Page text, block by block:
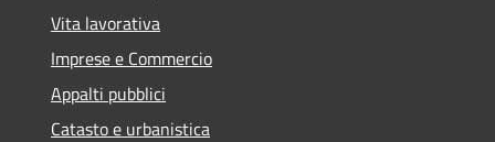
Vita lavorativa
Imprese e Commercio
Appalti pubblici
Catasto e urbanistica